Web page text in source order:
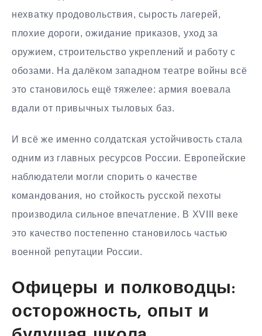
нехватку продовольствия, сырость лагерей,
плохие дороги, ожидание приказов, уход за
оружием, строительство укреплений и работу с
обозами. На далёком западном театре войны всё
это становилось ещё тяжелее: армия воевала
вдали от привычных тыловых баз.
И всё же именно солдатская устойчивость стала
одним из главных ресурсов России. Европейские
наблюдатели могли спорить о качестве
командования, но стойкость русской пехоты
производила сильное впечатление. В XVIII веке
это качество постепенно становилось частью
военной репутации России.
Офицеры и полководцы:
осторожность, опыт и